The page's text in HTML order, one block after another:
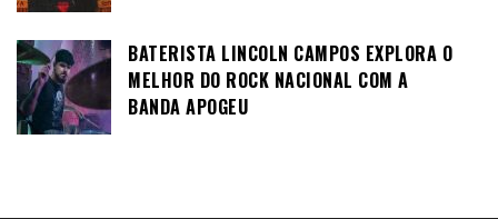
BATERISTA LINCOLN CAMPOS EXPLORA O
MELHOR DO ROCK NACIONAL COM A
BANDA APOGEU